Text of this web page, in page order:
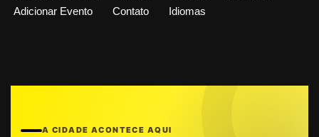
Adicionar Evento
Contato Idiomas
A CIDADE ACONTECE AQUI